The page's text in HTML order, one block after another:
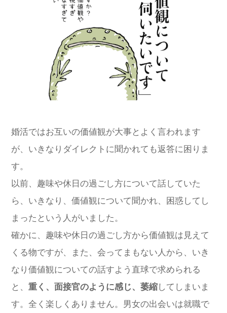
婚活ではお互いの価値観が大事とよく言われます
が、いきなりダイレクトに聞かれても返答に困りま
す。
以前、趣味や休日の過ごし方について話していた
ら、いきなり、価値観について聞かれ、困惑してし
まったという人がいました。
確かに、趣味や休日の過ごし方から価値観は見えて
くる物ですが、また、会ってまもない人から、いき
なり価値観についての話すよう直球で求められる
と、 重く、面接官のように感じ、萎縮してしまいま
す。全く楽しくありません。男女の出会いは就職で